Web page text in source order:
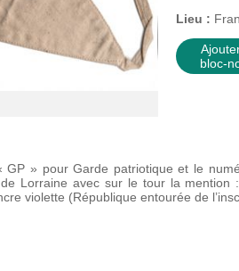
Lieu :
bloc-
» pour Garde patriotique et le
Lorraine avec sur le tour la
violette (République entourée de